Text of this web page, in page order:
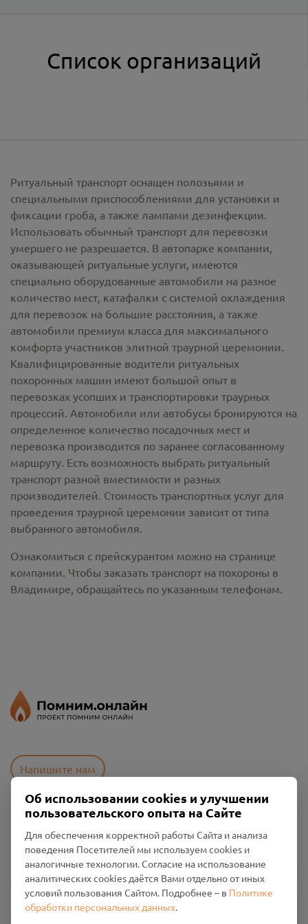
Список организаций
Ритуальный транспорт оснащен полозьями и
специальными приспособлениями для установки и
фиксации гроба, а также лампами дезинфекции.
Использовать обычный транспорт для перевозки
умершего не разрешается. В автопарке компании,
оказывающей ритуальные услуги, имеются
специально оборудованные автомобили на разное
количество мест, катафалки с системой охлаждения
для перевозок на большие расстояния, а также
автомобили премиум класса для максимального
комфорта участников элитной траурной церемонии.
Квалифицированные водители ритуальных
похоронных машин имеют большой опыт в
перевозках усопших и транспортировки траурных
процессий. Автомобили или автобусы бронируются на
определенное количество посадочных мест и
перевозка производится по заранее согласованному
маршруту. Есть возможность выбрать ритуальный
транспорт разной вместимости и разных
производителей. Стоимость транспортных услуг для
проведения траурной церемонии зависит от типа
выбранного автомобиля.
Ознакомиться с прейскурантом можно на странице
компании. Чтобы заказать транспорт на похороны в
Владимире, обращайтесь по указанным телефонам.
Напишите нам
Политика конфиденциальности
Промо-материалы
Настройки cookies
Общество с ограниченной ответственностью «Смоленский
Об использовании cookies и улучшении
пользовательского опыта на Сайте
Для обеспечения корректной работы Сайта и анализа
поведения Посетителей мы используем cookies и
аналогичные технологии. Согласие на использование
аналитических cookies даётся Вами отдельно от иных
условий пользования Сайтом. Подробнее – в Политике
обработки персональных данных.